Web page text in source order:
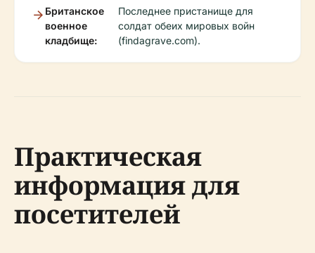
Британское
военное
кладбище:
Последнее пристанище для
солдат обеих мировых войн
(findagrave.com).
Практическая
информация для
посетителей